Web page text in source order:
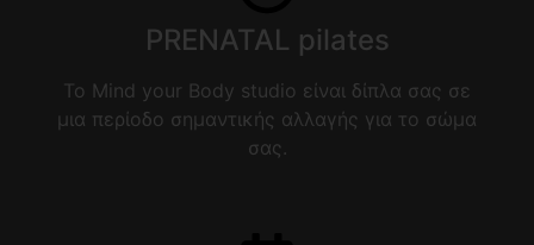
PRENATAL pilates
To Mind your Body studio είναι δίπλα σας σε
μια περίοδο σημαντικής αλλαγής για το σώμα
σας.